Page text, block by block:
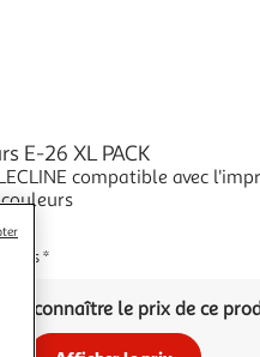
E-26 XL PACK
compatible avec
ans *
connaître le prix de ce